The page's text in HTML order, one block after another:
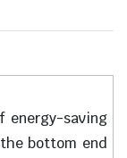
energy-saving
bottom end